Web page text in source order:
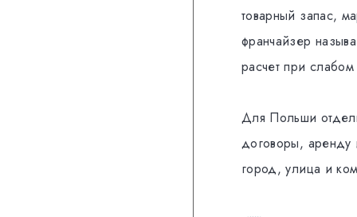
товарный запас,
франчайзер
расчет при
Для Польши
договоры, аренду
город, улица и